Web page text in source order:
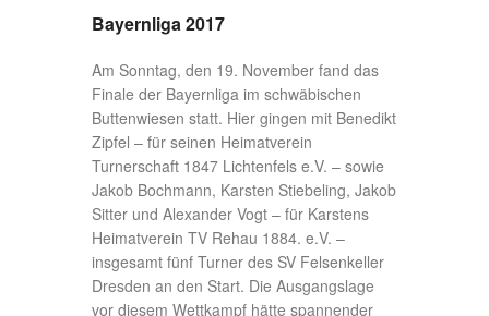
Bayernliga 2017
Am Sonntag, den 19. November fand das
Finale der Bayernliga im schwäbischen
Buttenwiesen statt. Hier gingen mit Benedikt
Zipfel – für seinen Heimatverein
Turnerschaft 1847 Lichtenfels e.V. – sowie
Jakob Bochmann, Karsten Stiebeling, Jakob
Sitter und Alexander Vogt – für Karstens
Heimatverein TV Rehau 1884. e.V. –
insgesamt fünf Turner des SV Felsenkeller
Dresden an den Start. Die Ausgangslage
vor diesem Wettkampf hätte spannender